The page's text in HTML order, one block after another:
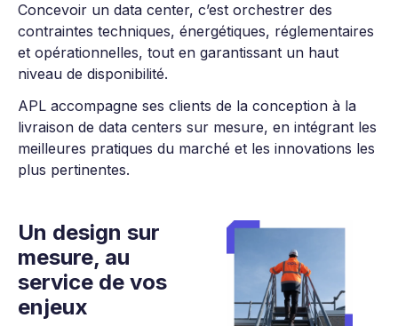
Concevoir un data center, c’est orchestrer des
contraintes techniques, énergétiques, réglementaires
et opérationnelles, tout en garantissant un haut
niveau de disponibilité.
APL accompagne ses clients de la conception à la
livraison de data centers sur mesure, en intégrant les
meilleures pratiques du marché et les innovations les
plus pertinentes.
Un design sur
mesure, au
service de vos
enjeux